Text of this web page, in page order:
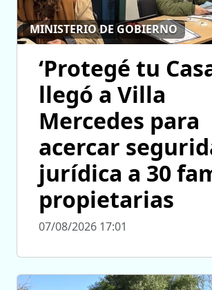
MINISTERIO DE GOBIERNO
‘Protegé tu
llegó a Villa
Mercedes para
acercar
jurídica a 30
propietarias
07/08/2026 17:01